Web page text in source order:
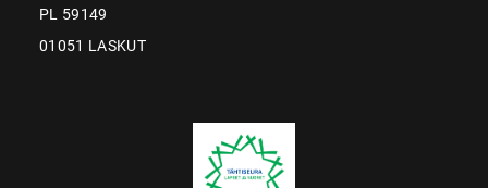
PL 59149
01051 LASKUT